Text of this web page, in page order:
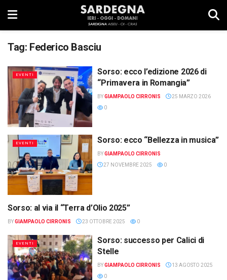
Tag: Federico Basciu
EVENTI
Sorso: ecco l’edizione 2026 di
“Primavera in Romangia”
BYGIAMPAOLO CIRRONIS
25 MARZO 2026
0
EVENTI Sorso: ecco “Bellezza in musica”
BYGIAMPAOLO CIRRONIS
27 NOVEMBRE 2025
0
EVENTI
Sorso: al via il “Terra d’Olio 2025”
BYGIAMPAOLO CIRRONIS 23 OTTOBRE 2025 0
EVENTI
Sorso: successo per Calici di
Stelle
BYGIAMPAOLO CIRRONIS
13 AGOSTO 2025
0